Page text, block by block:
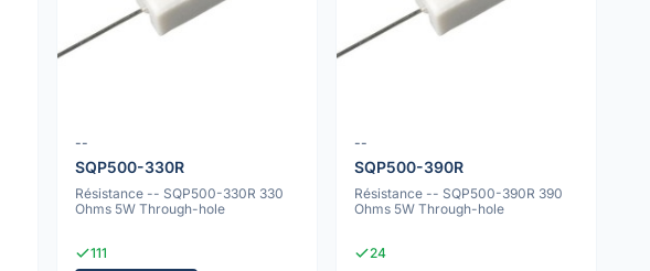
--
SQP500-330R
Résistance -- SQP500-330R 330
Ohms 5W Through-hole
111
--
SQP500-390R
Résistance -- SQP500-390R 390
Ohms 5W Through-hole
24